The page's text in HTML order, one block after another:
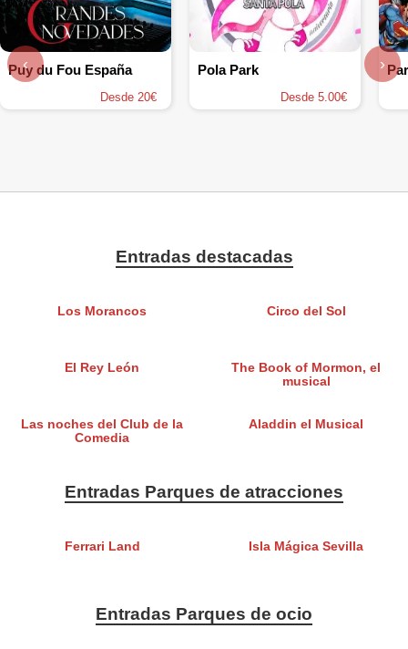
Puy du Fou España
Desde 20€
Pola Park
Desde 5.00€
‹ ›
Entradas destacadas
Los Morancos Circo del Sol
El Rey León
The Book of Mormon, el
musical
Las noches del Club de la
Comedia
Aladdin el Musical
Entradas Parques de atracciones
Ferrari Land Isla Mágica Sevilla
Entradas Parques de ocio